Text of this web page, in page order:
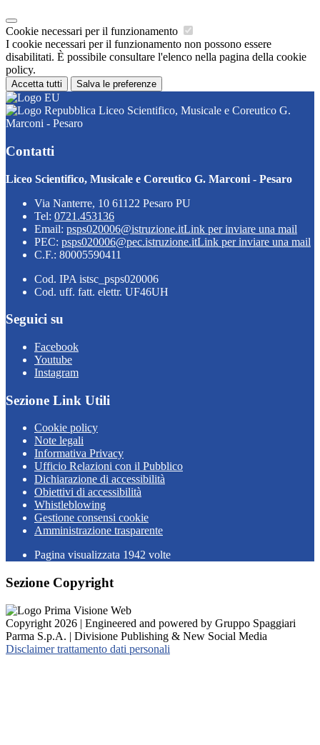
Cookie necessari per il funzionamento
I cookie necessari per il funzionamento non possono essere
disabilitati. È possibile consultare l'elenco nella pagina della cookie
policy.
Accetta tutti Salva le preferenze
Liceo Scientifico, Musicale e Coreutico G.
Marconi - Pesaro
Contatti
Liceo Scientifico, Musicale e Coreutico G. Marconi - Pesaro
Via Nanterre, 10 61122 Pesaro PU
Tel: 0721.453136
Email: psps020006@istruzione.itLink per inviare una mail
PEC: psps020006@pec.istruzione.itLink per inviare una mail
C.F.: 80005590411
Cod. IPA istsc_psps020006
Cod. uff. fatt. elettr. UF46UH
Seguici su
Facebook
Youtube
Instagram
Sezione Link Utili
Cookie policy
Note legali
Informativa Privacy
Ufficio Relazioni con il Pubblico
Dichiarazione di accessibilità
Obiettivi di accessibilità
Whistleblowing
Gestione consensi cookie
Amministrazione trasparente
Pagina visualizzata 1942 volte
Sezione Copyright
Copyright 2026 | Engineered and powered by Gruppo Spaggiari
Parma S.p.A. | Divisione Publishing & New Social Media
Disclaimer trattamento dati personali